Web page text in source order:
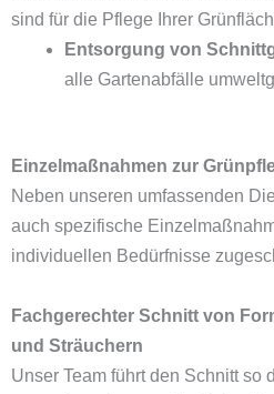
sind für die Pflege Ihrer
Entsorgung von
alle Gartenabfälle
Einzelmaßnahmen zur
Neben unseren umfassenden
auch spezifische
individuellen Bedürfnisse
Fachgerechter Schnitt von
und Sträuchern
Unser Team führt den Schnitt so